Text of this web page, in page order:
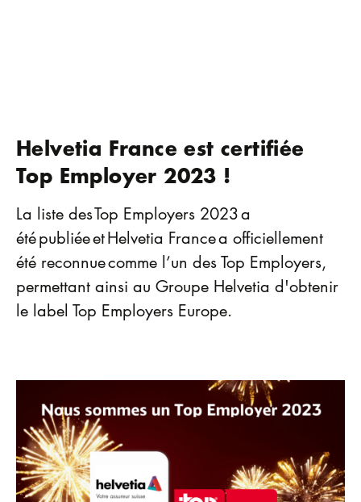
Helvetia France est certifiée
Top Employer 2023 !
La liste des Top Employers 2023 a
été publiée et Helvetia France a officiellement
été reconnue comme l’un des Top Employers,
permettant ainsi au Groupe Helvetia d'obtenir
le label Top Employers Europe.